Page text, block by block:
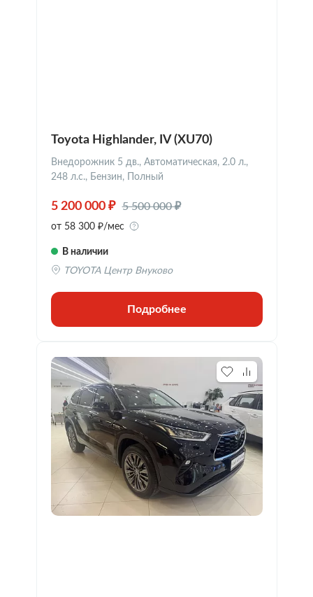
Toyota Highlander, IV (XU70)
Внедорожник 5 дв., Автоматическая, 2.0 л.,
248 л.с., Бензин, Полный
5 200 000 ₽ 5 500 000 ₽
от 58 300 ₽/мес
В наличии
TOYOTA Центр Внуково
Подробнее